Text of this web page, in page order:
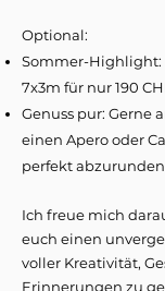
Optional:
Sommer-Highlight:
7x3m für nur 190
Genuss pur: Gerne
einen Apero oder
perfekt
Ich freue mich
euch einen
voller Kreativität,
Erinnerungen zu